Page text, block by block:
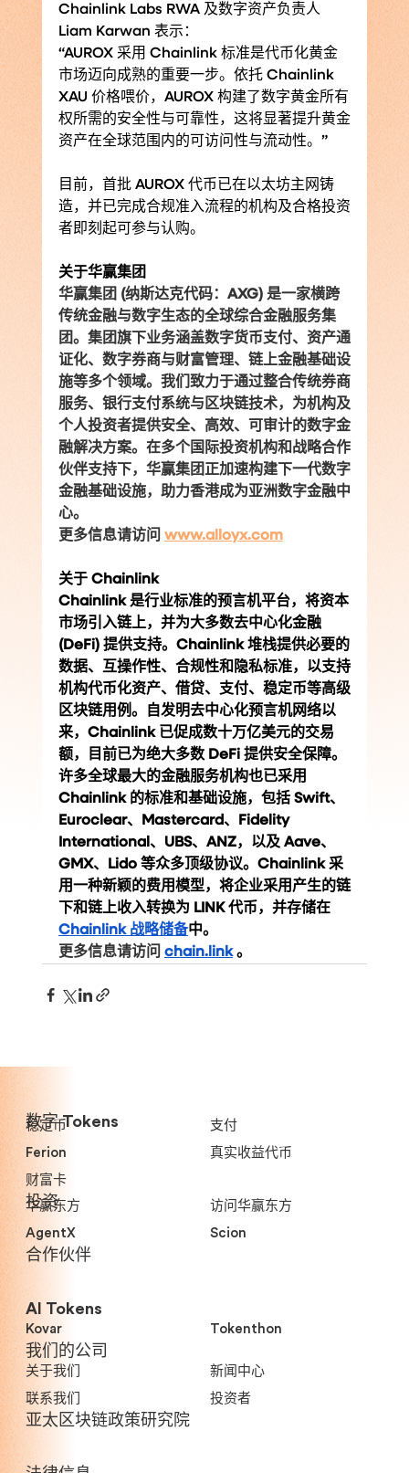
Chainlink Labs RWA 及数字资产负责人
Liam Karwan 表示：
“AUROX 采用 Chainlink 标准是代币化黄金
市场迈向成熟的重要一步。依托 Chainlink
XAU 价格喂价，AUROX 构建了数字黄金所有
权所需的安全性与可靠性，这将显著提升黄金
资产在全球范围内的可访问性与流动性。”
目前，首批 AUROX 代币已在以太坊主网铸
造，并已完成合规准入流程的机构及合格投资
者即刻起可参与认购。
关于华赢集团
华赢集团 (纳斯达克代码：AXG) 是一家横跨
传统金融与数字生态的全球综合金融服务集
团。集团旗下业务涵盖数字货币支付、资产通
证化、数字券商与财富管理、链上金融基础设
施等多个领域。我们致力于通过整合传统券商
服务、银行支付系统与区块链技术，为机构及
个人投资者提供安全、高效、可审计的数字金
融解决方案。在多个国际投资机构和战略合作
伙伴支持下，华赢集团正加速构建下一代数字
金融基础设施，助力香港成为亚洲数字金融中
心。
更多信息请访问 www.alloyx.com
关于 Chainlink
Chainlink 是行业标准的预言机平台，将资本
市场引入链上，并为大多数去中心化金融
(DeFi) 提供支持。Chainlink 堆栈提供必要的
数据、互操作性、合规性和隐私标准，以支持
机构代币化资产、借贷、支付、稳定币等高级
区块链用例。自发明去中心化预言机网络以
来，Chainlink 已促成数十万亿美元的交易
额，目前已为绝大多数 DeFi 提供安全保障。
许多全球最大的金融服务机构也已采用
Chainlink 的标准和基础设施，包括 Swift、
Euroclear、Mastercard、Fidelity
International、UBS、ANZ，以及 Aave、
GMX、Lido 等众多顶级协议。Chainlink 采
用一种新颖的费用模型，将企业采用产生的链
下和链上收入转换为 LINK 代币，并存储在
Chainlink 战略储备中。
更多信息请访问 chain.link 。
数字 Tokens
稳定币
支付
Ferion
真实收益代币
财富卡
投资
华赢东方
访问华赢东方
AgentX
Scion
合作伙伴
AI Tokens
Kovar Tokenthon
我们的公司
关于我们
新闻中心
联系我们
投资者
亚太区块链政策研究院